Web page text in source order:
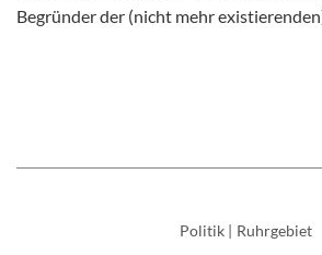
Begründer der (nicht mehr
Politik | Ruhrgebiet